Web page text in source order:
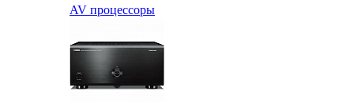
AV процессоры